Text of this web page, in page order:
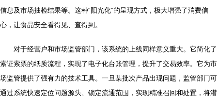
信息及市场抽检结果等。这种“阳光化”的呈现方式，极大增强了消费信
心，让食品安全看得见、查得到。
对于经营户和市场监管部门，该系统的上线同样意义重大。它简化了
索证索票的纸质流程，实现了电子化台账管理，提升了交易效率。它为市
场监管提供了强有力的技术工具。一旦某批次产品出现问题，监管部门可
通过系统快速定位问题源头、锁定流通范围，实现精准召回和处置，将潜